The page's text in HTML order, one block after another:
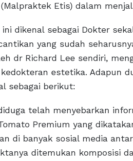
Etis) dalam
ini dikenal sebagai Dokter
yang sudah
dr Richard Lee sendiri,
estetika. Adapun
sebagai berikut:
telah menyebarkan
Premium yang
di banyak sosial media
ditemukan komposisi